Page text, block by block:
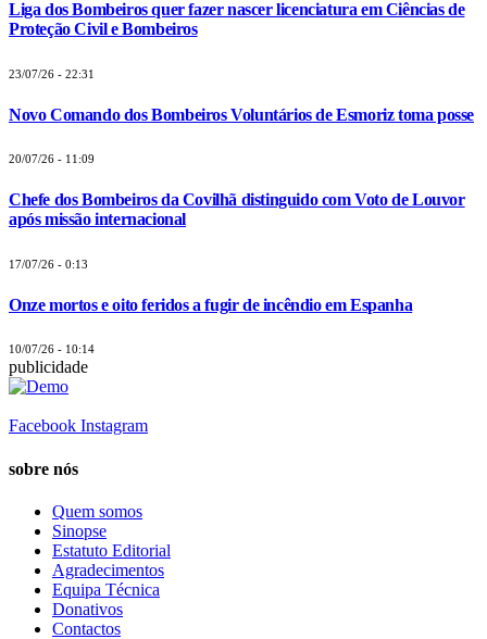
Liga dos Bombeiros quer fazer nascer licenciatura em Ciências de
Proteção Civil e Bombeiros
23/07/26 - 22:31
Novo Comando dos Bombeiros Voluntários de Esmoriz toma posse
20/07/26 - 11:09
Chefe dos Bombeiros da Covilhã distinguido com Voto de Louvor
após missão internacional
17/07/26 - 0:13
Onze mortos e oito feridos a fugir de incêndio em Espanha
10/07/26 - 10:14
publicidade
Facebook Instagram
sobre nós
Quem somos
Sinopse
Estatuto Editorial
Agradecimentos
Equipa Técnica
Donativos
Contactos